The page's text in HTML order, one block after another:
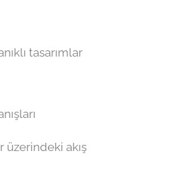
tasarımlar
üzerindeki akış